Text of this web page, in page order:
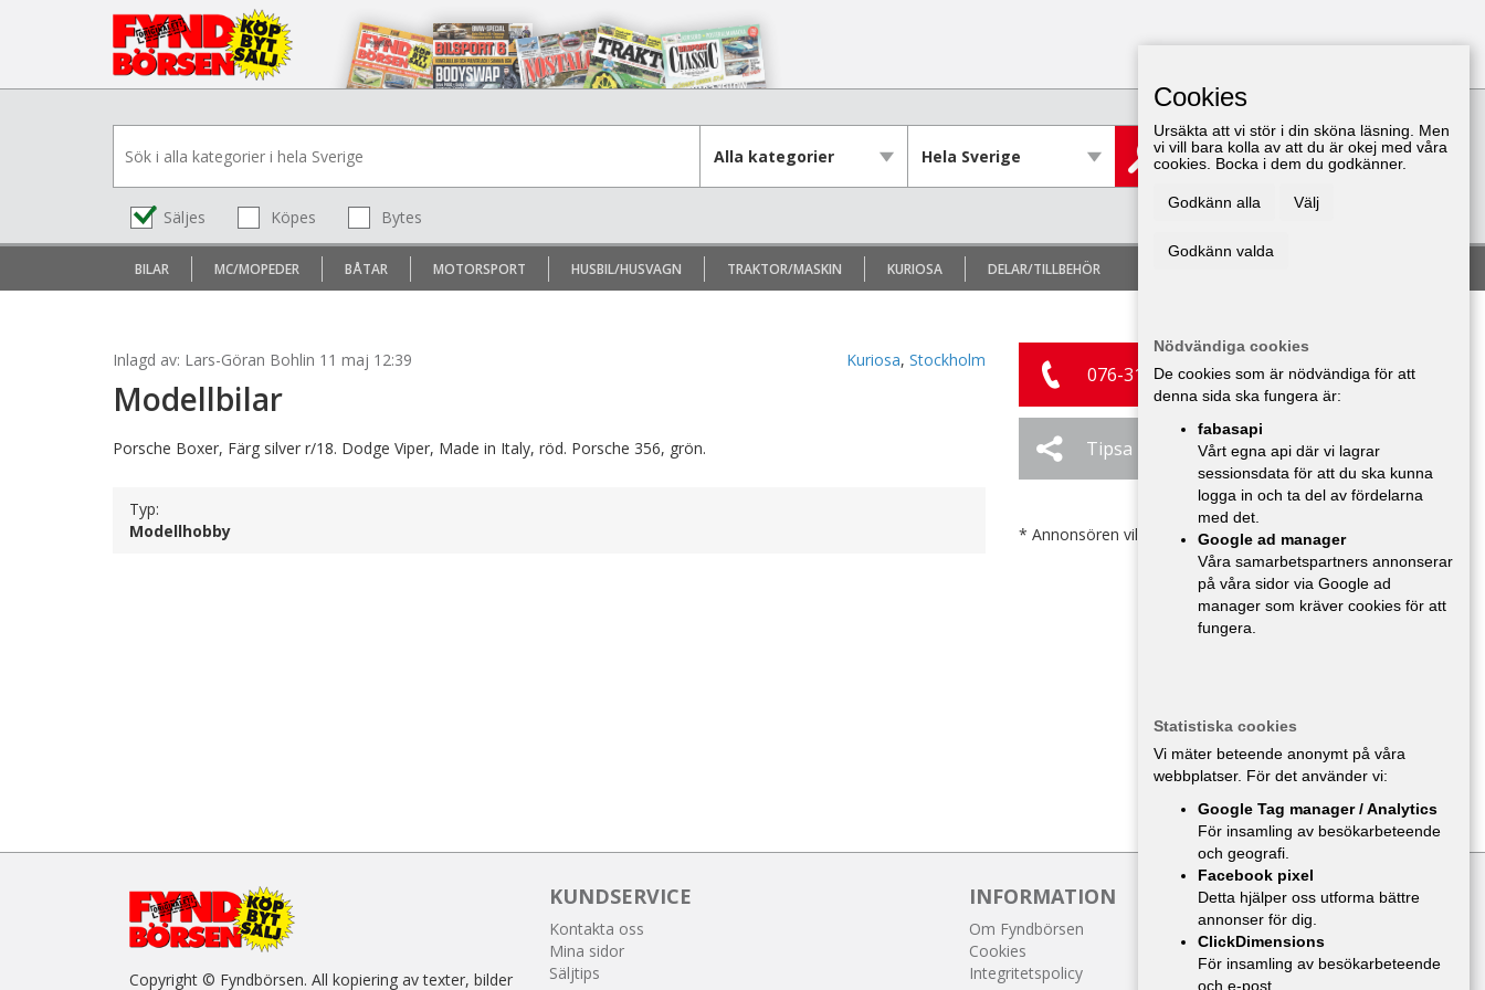
LÄGG IN ANNONS
BILAR MC/MOPEDER BÅTAR MOTORSPORT HUSBIL/HUSVAGN TRAKTOR/MASKIN KURIOSA DELAR/TILLBEHÖR
Säljes Köpes Bytes
Inlagd av: Lars-Göran Bohlin 11 maj 12:39 Kuriosa, Stockholm
Modellbilar
Porsche Boxer, Färg silver r/18. Dodge Viper, Made in Italy, röd. Porsche 356, grön.
Typ:
Modellhobby
076-319 09 33
Tipsa Ändra / Ta bort
* Annonsören vill inte bli kontaktad av försäljare.
Copyright © Fyndbörsen. All kopiering av texter, bilder
KUNDSERVICE
Kontakta oss
Mina sidor
Säljtips
INFORMATION
Om Fyndbörsen
Cookies
Integritetspolicy
Cookies
Ursäkta att vi stör i din sköna läsning. Men
vi vill bara kolla av att du är okej med våra
cookies. Bocka i dem du godkänner.
Godkänn alla Välj
Godkänn valda
Nödvändiga cookies
De cookies som är nödvändiga för att
denna sida ska fungera är:
fabasapi
Vårt egna api där vi lagrar
sessionsdata för att du ska kunna
logga in och ta del av fördelarna
med det.
Google ad manager
Våra samarbetspartners annonserar
på våra sidor via Google ad
manager som kräver cookies för att
fungera.
Statistiska cookies
Vi mäter beteende anonymt på våra
webbplatser. För det använder vi:
Google Tag manager / Analytics
För insamling av besökarbeteende
och geografi.
Facebook pixel
Detta hjälper oss utforma bättre
annonser för dig.
ClickDimensions
För insamling av besökarbeteende
och e-post.